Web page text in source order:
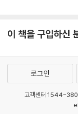
이 책을 구입하신
로그인
고객센터 1544-